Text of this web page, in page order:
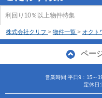
利回り10％以上物件特集
株式会社クリフ > 物件一覧 > オクト
ペー
営業時間:平日9：15～
定休日